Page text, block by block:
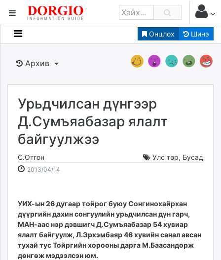
Онцлох Шинэ
Мэдээллийн
Банк санхүү
Бизнес ААН
Төрийн
Нийслэлийн
dorgio.mn
Gogo.mn
caak.mn
Baabar.mn
tovch.mn
ikon.mn
mnb.mn
Livetv.mn
Архив
Урьдчилсан дүнгээр
Д.Сумъяабазар ялалт
байгуулжээ
С.Отгон Улс төр, Бусад
2013/04/14
14:07:14
20:10:50
УИХ-ын 26 дугаар тойрог буюу Сонгинохайрхан
дүүргийн дахин сонгуулийн урьдчилсан дүн гарч,
МАН-аас нэр дэвшигч Д.Сумъяабазар 54 хувиар
ялалт байгуулж, Л.Эрхэмбаяр 46 хувийн санал авсан
тухай тус Тойргийн хорооны дарга М.Баасандорж
дөнгөж мэдээлсэн юм.